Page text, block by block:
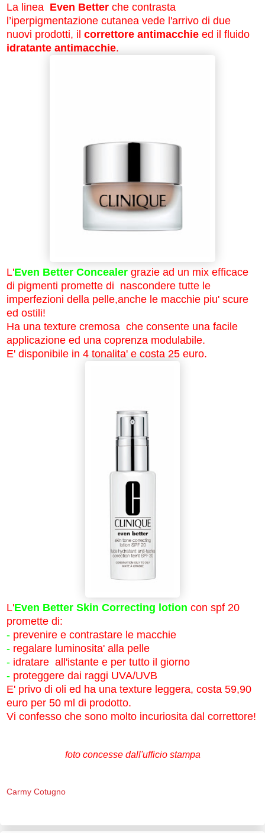
La linea Even Better che contrasta
l’iperpigmentazione cutanea vede l'arrivo di due
nuovi prodotti, il correttore antimacchie ed il fluido
idratante antimacchie.
L'Even Better Concealer grazie ad un mix efficace
di pigmenti promette di nascondere tutte le
imperfezioni della pelle,anche le macchie piu' scure
ed ostili!
Ha una texture cremosa che consente una facile
applicazione ed una coprenza modulabile.
E' disponibile in 4 tonalita' e costa 25 euro.
L'Even Better Skin Correcting lotion con spf 20
promette di:
- prevenire e contrastare le macchie
- regalare luminosita' alla pelle
- idratare all'istante e per tutto il giorno
- proteggere dai raggi UVA/UVB
E' privo di oli ed ha una texture leggera, costa 59,90
euro per 50 ml di prodotto.
Vi confesso che sono molto incuriosita dal correttore!
foto concesse dall'ufficio stampa
Carmy Cotugno